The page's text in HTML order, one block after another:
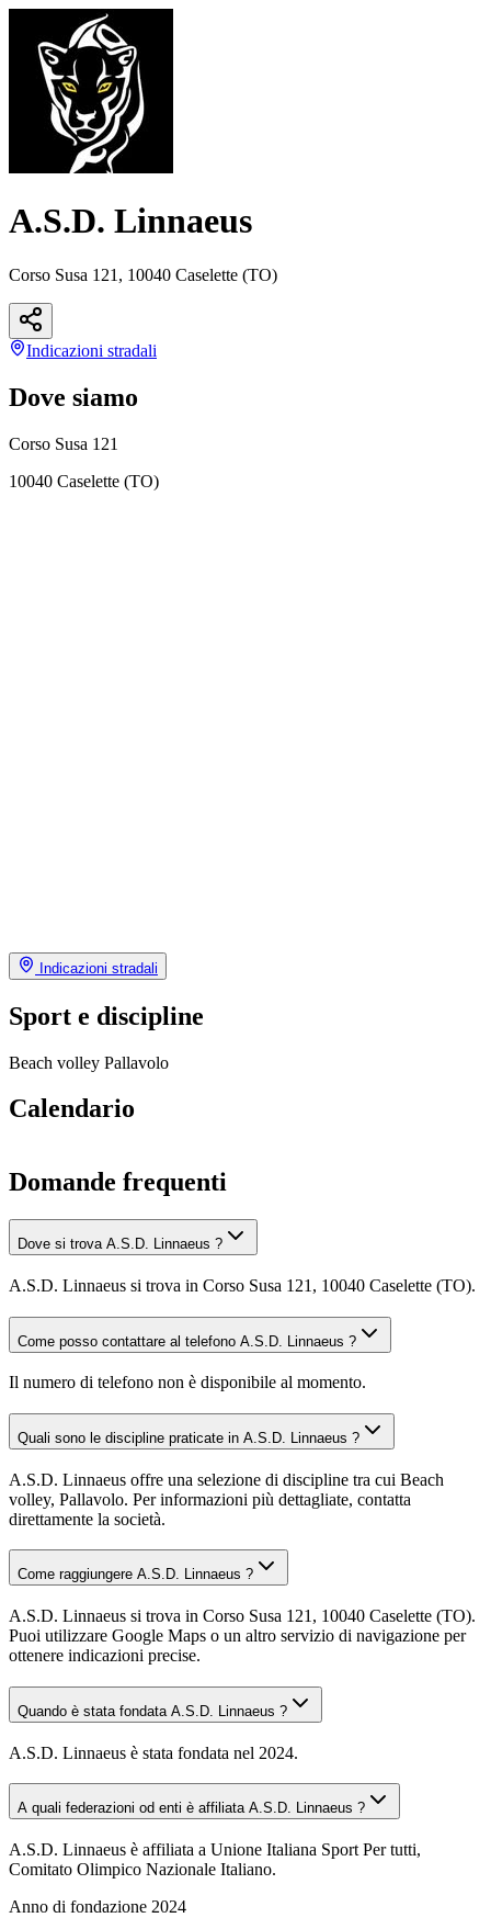
A.S.D. Linnaeus
Corso Susa 121, 10040 Caselette (TO)
Indicazioni stradali
Dove siamo
Corso Susa 121
10040 Caselette (TO)
Indicazioni stradali
Sport e discipline
Beach volley Pallavolo
Calendario
Domande frequenti
Dove si trova A.S.D. Linnaeus ?
A.S.D. Linnaeus si trova in Corso Susa 121, 10040 Caselette (TO).
Come posso contattare al telefono A.S.D. Linnaeus ?
Il numero di telefono non è disponibile al momento.
Quali sono le discipline praticate in A.S.D. Linnaeus ?
A.S.D. Linnaeus offre una selezione di discipline tra cui Beach
volley, Pallavolo. Per informazioni più dettagliate, contatta
direttamente la società.
Come raggiungere A.S.D. Linnaeus ?
A.S.D. Linnaeus si trova in Corso Susa 121, 10040 Caselette (TO).
Puoi utilizzare Google Maps o un altro servizio di navigazione per
ottenere indicazioni precise.
Quando è stata fondata A.S.D. Linnaeus ?
A.S.D. Linnaeus è stata fondata nel 2024.
A quali federazioni od enti è affiliata A.S.D. Linnaeus ?
A.S.D. Linnaeus è affiliata a Unione Italiana Sport Per tutti,
Comitato Olimpico Nazionale Italiano.
Anno di fondazione 2024